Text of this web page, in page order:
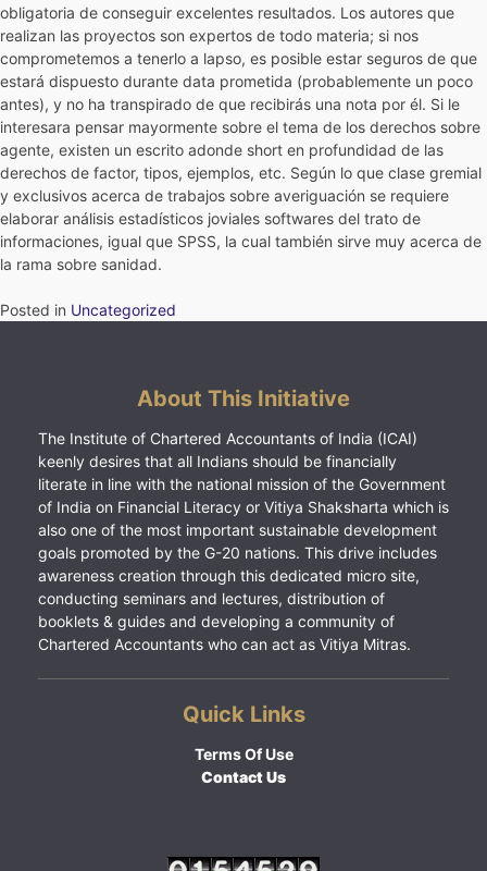
obligatoria de conseguir excelentes resultados. Los autores que
realizan las proyectos son expertos de todo materia; si nos
comprometemos a tenerlo a lapso, es posible estar seguros de que
estará dispuesto durante data prometida (probablemente un poco
antes), y no ha transpirado de que recibirás una nota por él. Si le
interesara pensar mayormente sobre el tema de los derechos sobre
agente, existen un escrito adonde short en profundidad de las
derechos de factor, tipos, ejemplos, etc. Según lo que clase gremial
y exclusivos acerca de trabajos sobre averiguación se requiere
elaborar análisis estadísticos joviales softwares del trato de
informaciones, igual que SPSS, la cual también sirve muy acerca de
la rama sobre sanidad.
Posted in Uncategorized
About This Initiative
The Institute of Chartered Accountants of India (ICAI)
keenly desires that all Indians should be financially
literate in line with the national mission of the Government
of India on Financial Literacy or Vitiya Shaksharta which is
also one of the most important sustainable development
goals promoted by the G-20 nations. This drive includes
awareness creation through this dedicated micro site,
conducting seminars and lectures, distribution of
booklets & guides and developing a community of
Chartered Accountants who can act as Vitiya Mitras.
Quick Links
Terms Of Use
Contact Us